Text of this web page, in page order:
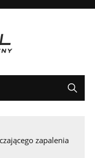
zapalenia